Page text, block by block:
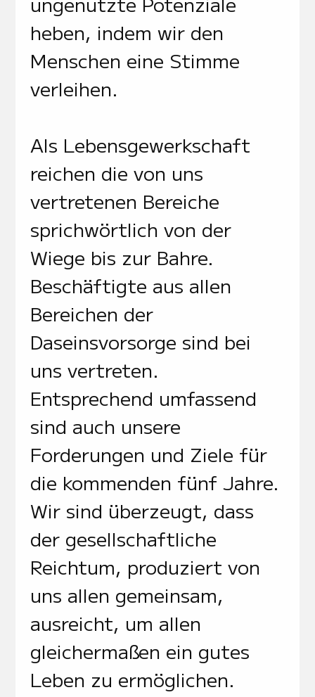
heben, indem wir den
Menschen eine Stimme
verleihen.
Als Lebensgewerkschaft
reichen die von uns
vertretenen Bereiche
sprichwörtlich von der
Wiege bis zur Bahre.
Beschäftigte aus allen
Bereichen der
Daseinsvorsorge sind bei
uns vertreten.
Entsprechend umfassend
sind auch unsere
Forderungen und Ziele für
die kommenden fünf Jahre.
Wir sind überzeugt, dass
der gesellschaftliche
Reichtum, produziert von
uns allen gemeinsam,
ausreicht, um allen
gleichermaßen ein gutes
Leben zu ermöglichen.